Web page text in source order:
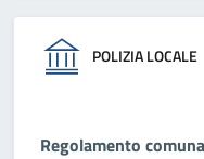
POLIZIA LOCALE
Regolamento